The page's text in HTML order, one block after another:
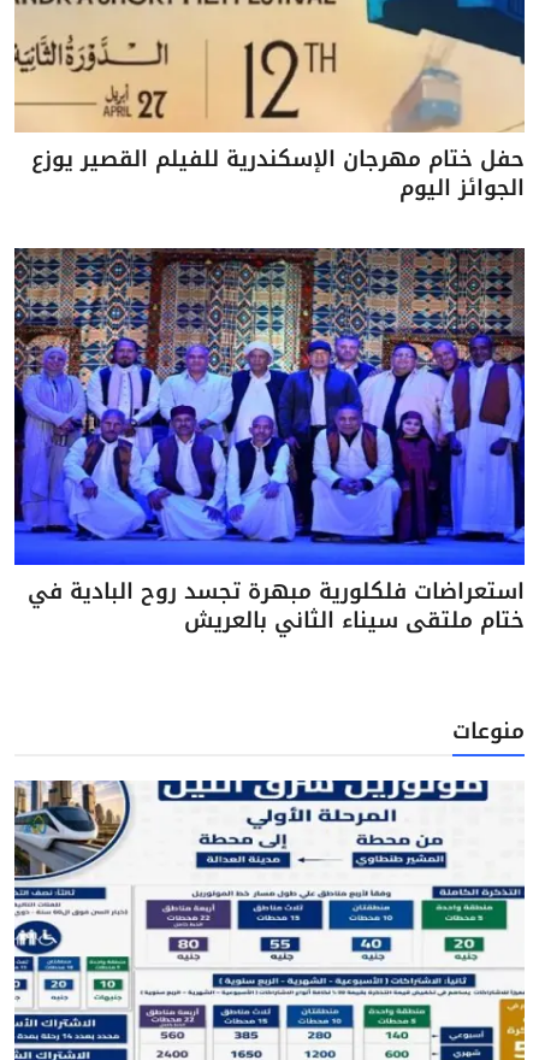
حفل ختام مهرجان الإسكندرية للفيلم القصير يوزع
الجوائز اليوم
استعراضات فلكلورية مبهرة تجسد روح البادية في
ختام ملتقى سيناء الثاني بالعريش
منوعات